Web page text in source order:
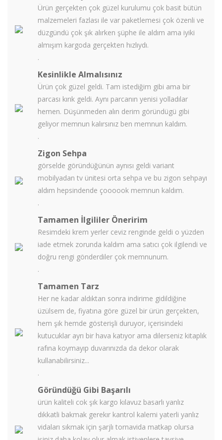
Ürün gerçekten çok güzel kurulumu çok basit bütün
malzemeleri fazlası ile var paketlemesi çok özenli ve
düzgündü çok şık alırken şüphe ile aldım ama iyiki
almışım kargoda gerçekten hızlıydı.
.
Kesinlikle Almalısınız
Ürün çok güzel geldi. Tam istediğim gibi ama bir
parcası kırık geldi. Aynı parcanın yenisi yolladılar
hemen. Düşünmeden alın derim göründügü gibi
geliyor memnun kalırsınız ben memnun kaldım.
.
Zigon Sehpa
görselde göründüğünün aynısı geldi variant
mobilyadan tv ünitesi orta sehpa ve bu zigon sehpayı
aldım hepsindende çoooook memnun kaldım.
.
Tamamen İlgililer Öneririm
Resimdeki krem yerler ceviz renginde geldi o yüzden
iade etmek zorunda kaldım ama satıcı çok ilgilendi ve
doğru rengi gönderdiler çok memnunum.
.
Tamamen Tarz
Her ne kadar aldıktan sonra indirime gidildiğine
üzülsem de, fiyatına göre güzel bir ürün gerçekten,
hem şık hemde gösterişli duruyor, içerisindeki
kutucuklar ayrı bir hava katıyor ama dilerseniz kitaplık
rafına koymayıp duvarınızda da dekor olarak
kullanabilirsiniz...
.
Göründüğü Gibi Başarılı
ürün kaliteli cok şık kargo kılavuz basarlı yanlız
dıkkatli bakmak gerekır kantrol kalemi yaterli yanlız
vidaları sıkmak için şarjlı tornavida matkap olursa